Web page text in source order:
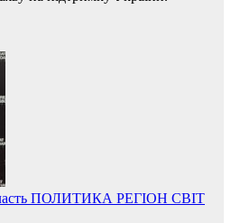
ПОЛИТИКА РЕГІОН СВІТ